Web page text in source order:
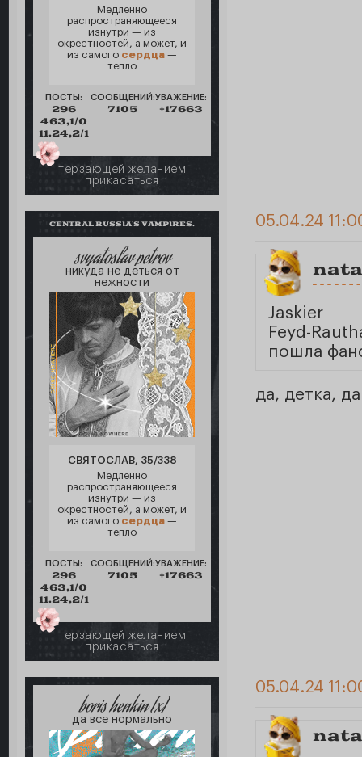
Медленно
распространяющееся
изнутри — из
окрестностей, а может, и
из самого сердца —
тепло
ПОСТЫ:
296
463,1/0
11.24,2/1
СООБЩЕНИЙ:
7105
УВАЖЕНИЕ:
+17663
терзающей желанием
прикасаться
CENTRAL RUSSIA'S VAMPIRES.
svyatoslav petrov
никуда не деться от
нежности
СВЯТОСЛАВ, 35/338
Медленно
распространяющееся
изнутри — из
окрестностей, а может, и
из самого сердца —
тепло
ПОСТЫ:
296
463,1/0
11.24,2/1
СООБЩЕНИЙ:
7105
УВАЖЕНИЕ:
+17663
терзающей желанием
прикасаться
05.04.24
Jaskier
Feyd-
пошла
да, детка, да
boris henkin [x]
да все нормально
05.04.24